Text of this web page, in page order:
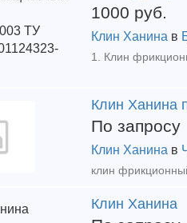
1000 руб.
Клин Ханина в
Клин Ханина
По запросу
Клин Ханина в
Клин Ханина